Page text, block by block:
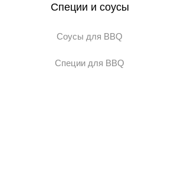
Специи и соусы
Соусы для BBQ
Специи для BBQ